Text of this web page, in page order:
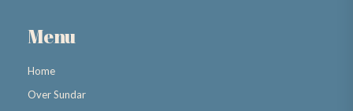
Menu
Home
Over Sundar